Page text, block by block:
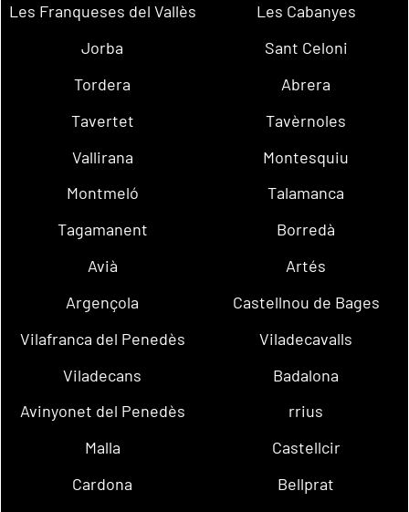
Les Franqueses del Vallès
Les Cabanyes
Jorba
Sant Celoni
Tordera
Abrera
Tavertet
Tavèrnoles
Vallirana
Montesquiu
Montmeló
Talamanca
Tagamanent
Borredà
Avià
Artés
Argençola
Castellnou de Bages
Vilafranca del Penedès
Viladecavalls
Viladecans
Badalona
Avinyonet del Penedès
rrius
Malla
Castellcir
Cardona
Bellprat